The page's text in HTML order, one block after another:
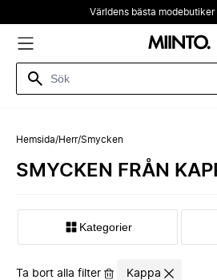
Världens bästa
Hemsida/Herr/Smycken
SMYCKEN FRÅN
Kategorier
Ta bort alla filter Kappa